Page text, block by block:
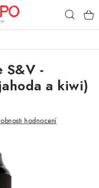
S&V -
a kiwi)
hodnocení